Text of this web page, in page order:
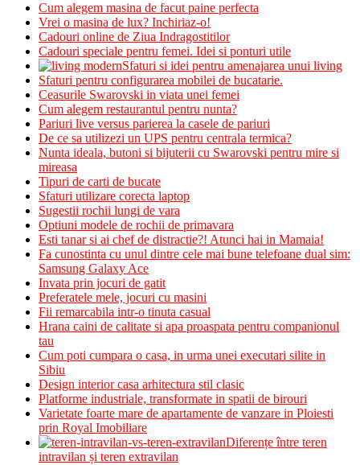
Cum alegem masina de facut paine perfecta
Vrei o masina de lux? Inchiriaz-o!
Cadouri online de Ziua Indragostitilor
Cadouri speciale pentru femei. Idei si ponturi utile
Sfaturi si idei pentru amenajarea unui living
Sfaturi pentru configurarea mobilei de bucatarie.
Ceasurile Swarovski in viata unei femei
Cum alegem restaurantul pentru nunta?
Pariuri live versus parierea la casele de pariuri
De ce sa utilizezi un UPS pentru centrala termica?
Nunta ideala, butoni si bijuterii cu Swarovski pentru mire si
mireasa
Tipuri de carti de bucate
Sfaturi utilizare corecta laptop
Sugestii rochii lungi de vara
Optiuni modele de rochii de primavara
Esti tanar si ai chef de distractie?! Atunci hai in Mamaia!
Fa cunostinta cu unul dintre cele mai bune telefoane dual sim:
Samsung Galaxy Ace
Invata prin jocuri de gatit
Preferatele mele, jocuri cu masini
Fii remarcabila intr-o tinuta casual
Hrana caini de calitate si apa proaspata pentru companionul
tau
Cum poti cumpara o casa, in urma unei executari silite in
Sibiu
Design interior casa arhitectura stil clasic
Platforme industriale, transformate in spatii de birouri
Varietate foarte mare de apartamente de vanzare in Ploiesti
prin Royal Imobiliare
Diferențe între teren
intravilan și teren extravilan